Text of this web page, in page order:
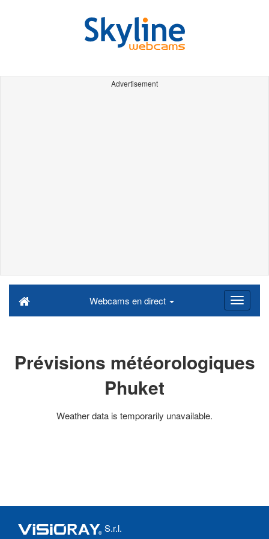
Advertisement
Webcams en direct
Prévisions météorologiques
Phuket
Weather data is temporarily unavailable.
S.r.l.